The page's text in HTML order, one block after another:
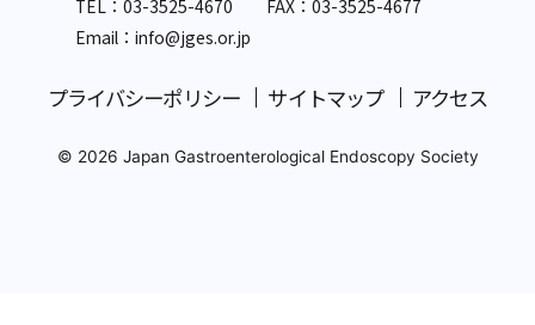
TEL：03-3525-4670 FAX：03-3525-4677
Email：info@jges.or.jp
プライバシーポリシー サイトマップ アクセス
© 2026 Japan Gastroenterological Endoscopy Society